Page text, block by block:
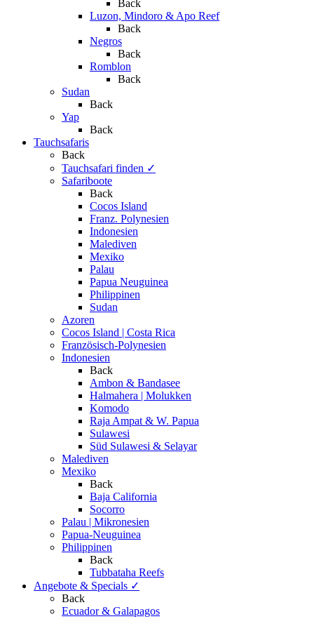
Back
Luzon, Mindoro & Apo Reef
Back
Negros
Back
Romblon
Back
Sudan
Back
Yap
Back
Tauchsafaris
Back
Tauchsafari finden ✓
Safariboote
Back
Cocos Island
Franz. Polynesien
Indonesien
Malediven
Mexiko
Palau
Papua Neuguinea
Philippinen
Sudan
Azoren
Cocos Island | Costa Rica
Französisch-Polynesien
Indonesien
Back
Ambon & Bandasee
Halmahera | Molukken
Komodo
Raja Ampat & W. Papua
Sulawesi
Süd Sulawesi & Selayar
Malediven
Mexiko
Back
Baja California
Socorro
Palau | Mikronesien
Papua-Neuguinea
Philippinen
Back
Tubbataha Reefs
Angebote & Specials ✓
Back
Ecuador & Galapagos